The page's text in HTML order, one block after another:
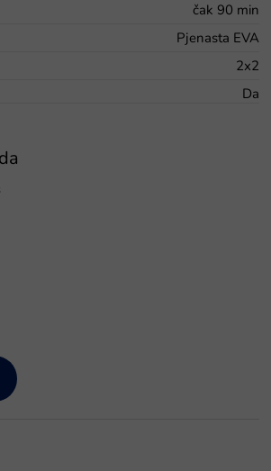
čak 90 min
Pjenasta EVA
2x2
Da